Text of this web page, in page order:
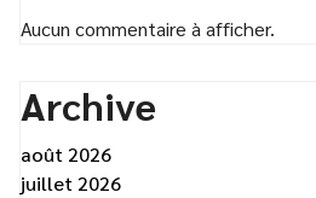
Aucun commentaire à afficher.
Archive
août 2026
juillet 2026